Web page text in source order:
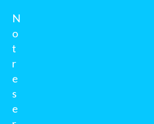
N
o
t
r
e
s
e